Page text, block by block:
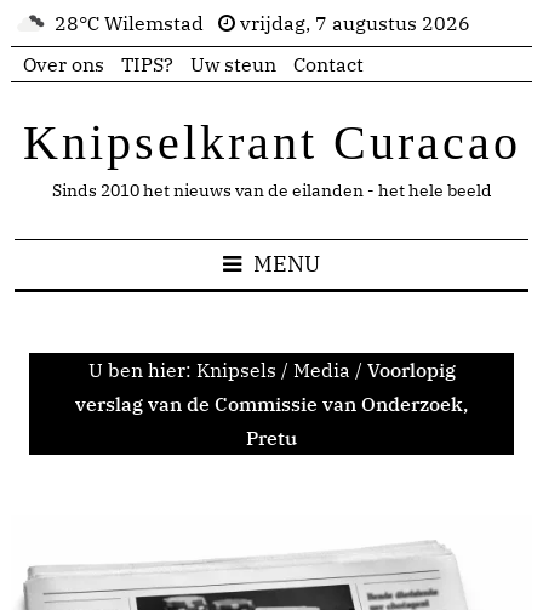
28°C Wilemstad
vrijdag, 7 augustus 2026
Over ons
TIPS? Uw steun Contact
Knipselkrant Curacao
Sinds 2010 het nieuws van de eilanden - het hele beeld
MENU
U ben hier: Knipsels / Media / Voorlopig
verslag van de Commissie van Onderzoek,
Pretu